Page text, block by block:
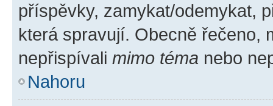
příspěvky, zamykat/odemykat,
která spravují. Obecně řečeno,
nepřispívali mimo téma nebo
Nahoru